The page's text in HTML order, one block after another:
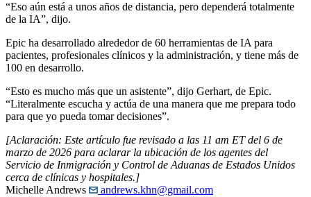
“Eso aún está a unos años de distancia, pero dependerá totalmente
de la IA”, dijo.
Epic ha desarrollado alrededor de 60 herramientas de IA para
pacientes, profesionales clínicos y la administración, y tiene más de
100 en desarrollo.
“Esto es mucho más que un asistente”, dijo Gerhart, de Epic.
“Literalmente escucha y actúa de una manera que me prepara todo
para que yo pueda tomar decisiones”.
[Aclaración: Este artículo fue revisado a las 11 am ET del 6 de
marzo de 2026 para aclarar la ubicación de los agentes del
Servicio de Inmigración y Control de Aduanas de Estados Unidos
cerca de clínicas y hospitales.]
Michelle Andrews
andrews.khn@gmail.com